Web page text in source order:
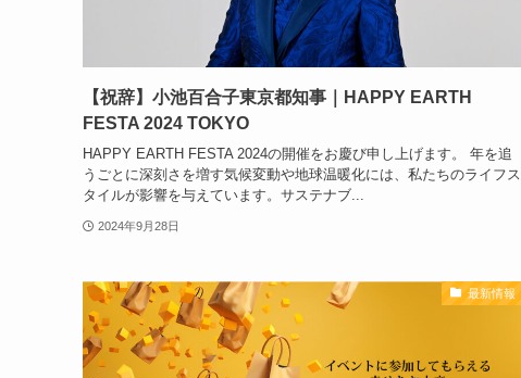
【祝辞】小池百合子東京都知事｜HAPPY EARTH
FESTA 2024 TOKYO
HAPPY EARTH FESTA 2024の開催をお慶び申し上げます。 年を追
うごとに深刻さを増す気候変動や地球温暖化には、私たちのライフス
タイルが影響を与えています。サステナブ...
2024年9月28日
最新情報